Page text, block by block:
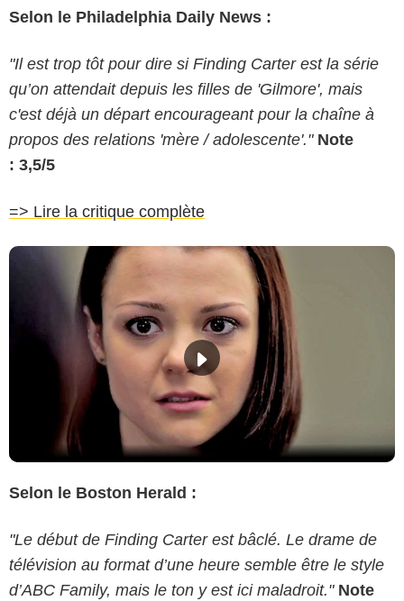
Selon le Philadelphia Daily News :
"Il est trop tôt pour dire si Finding Carter est la série
qu’on attendait depuis les filles de 'Gilmore', mais
c'est déjà un départ encourageant pour la chaîne à
propos des relations 'mère / adolescente'." Note
: 3,5/5
=> Lire la critique complète
Selon le Boston Herald :
"Le début de Finding Carter est bâclé. Le drame de
télévision au format d’une heure semble être le style
d’ABC Family, mais le ton y est ici maladroit." Note